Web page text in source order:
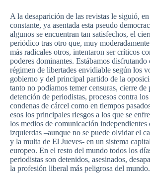
A la desaparición de las revistas le siguió,
constante, ya asentada esta pseudo
algunos se encuentran tan satisfechos, el
periódico tras otro que, muy
más radicales otros, intentaron ser críticos
poderes dominantes. Estábamos disfrutando
régimen de libertades envidiable según los
gobierno y del principal partido de la
tanto no podíamos temer censuras, cierre de
detención de periodistas, procesos contra
condenas de cárcel como en tiempos
esos los principales riesgos a los que se
los medios de comunicación independientes
izquierdas –aunque no se puede olvidar el
y la multa de El Jueves- en un sistema
europeo. En el resto del mundo todos los
periodistas son detenidos, asesinados,
la profesión liberal más peligrosa del